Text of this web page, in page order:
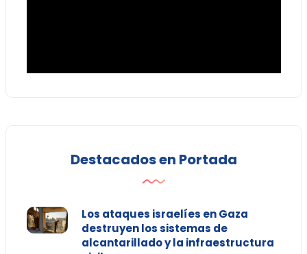
Destacados en Portada
Los ataques israelíes en Gaza
destruyen los sistemas de
alcantarillado y la infraestructura